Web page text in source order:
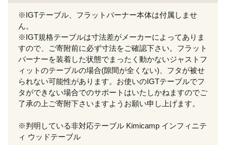
※IGTテーブル、フラットバーナー本体は付属しませ
ん。
※IGT規格テーブルは寸法差がメーカーによってありま
すので、ご寄附前に必ず寸法をご確認下さい。フラット
バーナーを装着した状態でまったく動かないジャストフ
ィットのテーブルの場合(隙間が全くない)、フタが被せ
られない可能性があります。お使いのIGTテーブルでフ
タができない場合でのサポートはいたしかねますのでご
了承の上ご寄附下さいますようお願い申し上げます。
※判明している非対応テーブル Kimicamp インフィニテ
ィ ウッドテーブル